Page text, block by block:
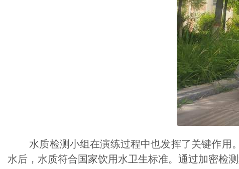
水质检测小组在演练过程中也发挥了关键作用
水后，水质符合国家饮用水卫生标准。通过加密检